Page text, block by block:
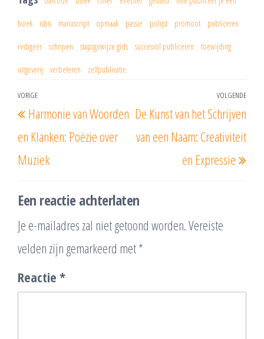
boek isbn manuscript opmaak passie polijst promoot publiceren
redigeer schrijven stapsgewijze gids succesvol publiceren toewijding
uitgeverij verbeteren zelfpublicatie
Berichtnavigatie
Vorig
bericht
VORIGE
Harmonie van Woorden
en Klanken: Poëzie over
Muziek
VOLGENDE
De Kunst van het Schrijven
van een Naam: Creativiteit
en Expressie
Een reactie achterlaten
Je e-mailadres zal niet getoond worden.Vereiste
velden zijn gemarkeerd met*
Reactie *